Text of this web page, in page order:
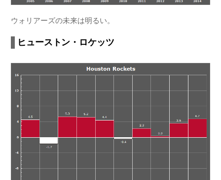
ウォリアーズの未来は明るい。
ヒューストン・ロケッツ